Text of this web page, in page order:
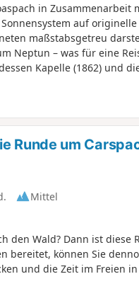
in
auf
maßstabsgetreu
Neptun – was für eine
Kapelle (1862) und
Artenvielfalt gewidmet ist)
Runde um
Mittel
den Wald? Dann ist diese
bereitet, können Sie
und die Zeit im Freien